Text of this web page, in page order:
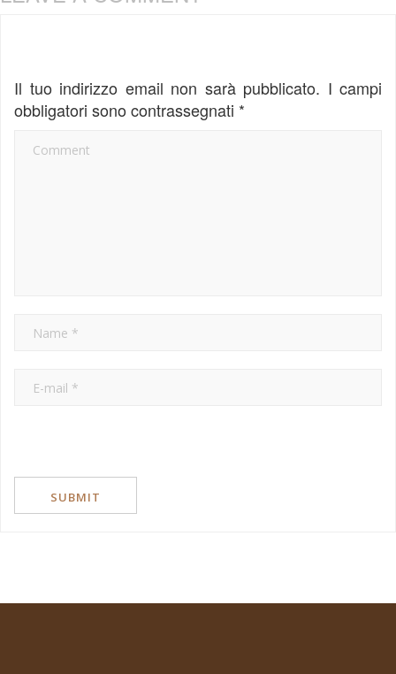
Il tuo indirizzo email non sarà pubblicato. I campi
obbligatori sono contrassegnati *